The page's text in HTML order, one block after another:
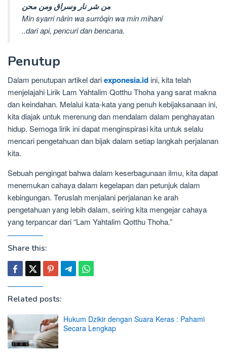
من شر نار وسراق ومن محن
Min syarri nârin wa surrôqin wa min mihani
..dari api, pencuri dan bencana.
Penutup
Dalam penutupan artikel dariexponesia.id ini, kita telah
menjelajahi Lirik Lam Yahtalim Qotthu Thoha yang sarat makna
dan keindahan. Melalui kata-kata yang penuh kebijaksanaan ini,
kita diajak untuk merenung dan mendalam dalam penghayatan
hidup. Semoga lirik ini dapat menginspirasi kita untuk selalu
mencari pengetahuan dan bijak dalam setiap langkah perjalanan
kita.
Sebuah pengingat bahwa dalam keserbagunaan ilmu, kita dapat
menemukan cahaya dalam kegelapan dan petunjuk dalam
kebingungan. Teruslah menjalani perjalanan ke arah
pengetahuan yang lebih dalam, seiring kita mengejar cahaya
yang terpancar dari “Lam Yahtalim Qotthu Thoha.”
Share this:
Related posts:
Hukum Dzikir dengan Suara Keras : Pahami
Secara Lengkap